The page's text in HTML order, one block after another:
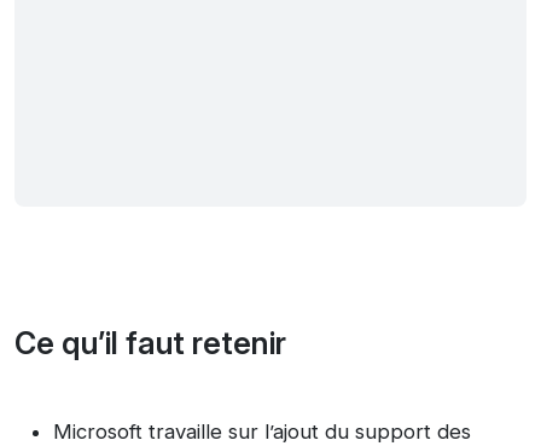
Ce qu’il faut retenir
Microsoft travaille sur l’ajout du support des